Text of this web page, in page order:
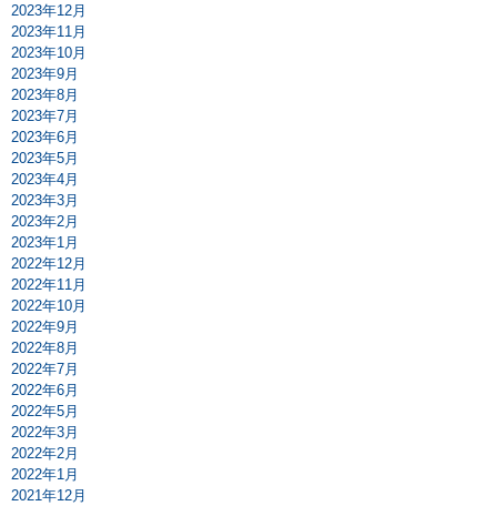
2023年12月
2023年11月
2023年10月
2023年9月
2023年8月
2023年7月
2023年6月
2023年5月
2023年4月
2023年3月
2023年2月
2023年1月
2022年12月
2022年11月
2022年10月
2022年9月
2022年8月
2022年7月
2022年6月
2022年5月
2022年3月
2022年2月
2022年1月
2021年12月